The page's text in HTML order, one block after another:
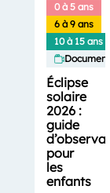
0 à 5 ans
6 à 9 ans
10 à 15 ans
Éclipse
solaire
2026 :
guide
pour
les
enfants